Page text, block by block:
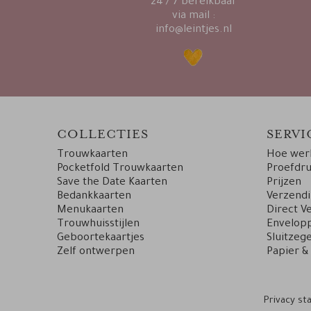
24 / 7 bereikbaar
via mail :
info@leintjes.nl
COLLECTIES
Trouwkaarten
Pocketfold Trouwkaarten
Save the Date Kaarten
Bedankkaarten
Menukaarten
Trouwhuisstijlen
Geboortekaartjes
Zelf ontwerpen
Hoe
Prijzen
Direct
Papier
Privacy